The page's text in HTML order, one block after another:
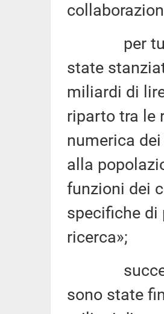
per tutti
state
miliardi di
riparto tra le
numerica
alla
funzioni dei
specifiche di
ricerca»;
sono state